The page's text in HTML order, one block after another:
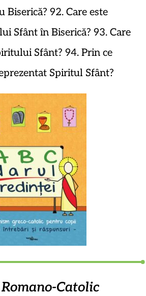
92. Care este
Sfânt în Biserică? 93. Care
Sfânt? 94. Prin ce
Spiritul Sfânt?
Catolic